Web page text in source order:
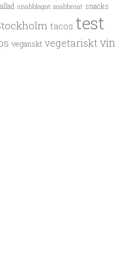
snabblagat snabbmat snacks
tacos test
veganskt vegetarisktvin